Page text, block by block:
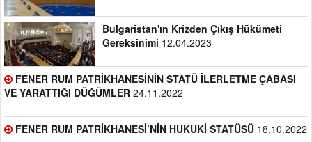
Bulgaristan'ın Krizden Çıkış Hükümeti
Gereksinimi 12.04.2023
FENER RUM PATRİKHANESİNİN STATÜ İLERLETME ÇABASI
VE YARATTIĞI DÜĞÜMLER 24.11.2022
FENER RUM PATRİKHANESİ’NİN HUKUKİ STATÜSÜ 18.10.2022